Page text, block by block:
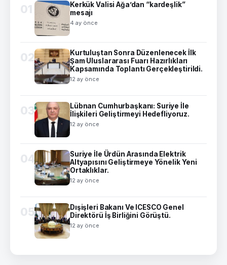
01
Kerkük Valisi Ağa’dan “kardeşlik”
mesajı
4 ay önce
02
Kurtuluştan Sonra Düzenlenecek İlk
Şam Uluslararası Fuarı Hazırlıkları
Kapsamında Toplantı Gerçekleştirildi.
12 ay önce
03
Lübnan Cumhurbaşkanı: Suriye İle
İlişkileri Geliştirmeyi Hedefliyoruz.
12 ay önce
04
Suriye İle Ürdün Arasında Elektrik
Altyapısını Geliştirmeye Yönelik Yeni
Ortaklıklar.
12 ay önce
05
Dışişleri Bakanı Ve ICESCO Genel
Direktörü İş Birliğini Görüştü.
12 ay önce